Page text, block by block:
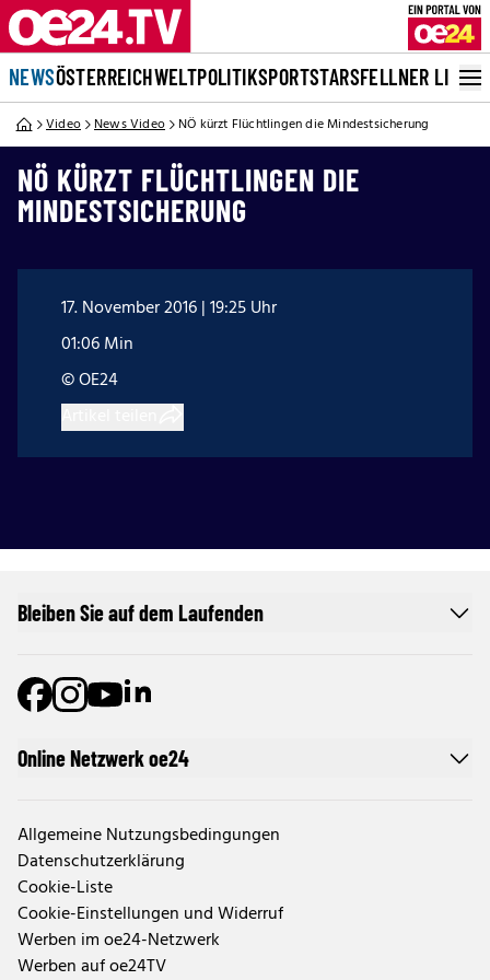
NEWSÖSTERREICHWELTPOLITIKSPORTSTARSFELLNER LIVE
Video News Video NÖ kürzt Flüchtlingen die Mindestsicherung
NÖ KÜRZT FLÜCHTLINGEN DIE
MINDESTSICHERUNG
17. November 2016 | 19:25 Uhr
01:06 Min
© OE24
Online Netzwerk oe24
Allgemeine Nutzungsbedingungen
Datenschutzerklärung
Cookie-Liste
Cookie-Einstellungen und Widerruf
Werben im oe24-Netzwerk
Werben auf oe24TV
Bleiben Sie auf dem Laufenden